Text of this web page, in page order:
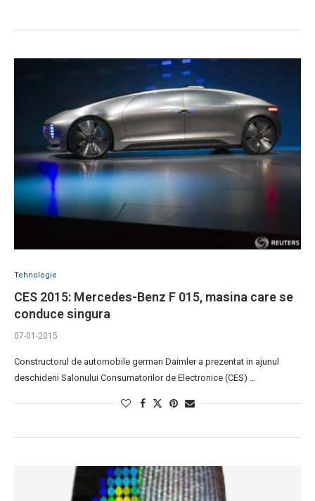
Tehnologie
CES 2015: Mercedes-Benz F 015, masina care se
conduce singura
07-01-2015
Constructorul de automobile german Daimler a prezentat in ajunul
deschiderii Salonului Consumatorilor de Electronice (CES) …